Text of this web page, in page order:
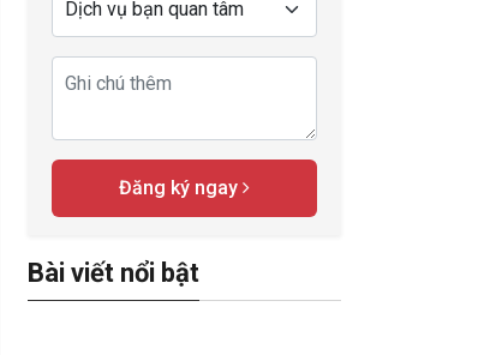
Đăng ký ngay
Bài viết nổi bật